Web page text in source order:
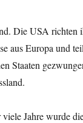
Die USA richten
aus Europa und
Staaten
Jahre wurde